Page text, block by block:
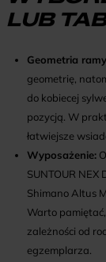
LUB
Geometria
geometrię,
do kobiecej
pozycją. W
łatwiejsze
Wyposażenie:
SUNTOUR
Shimano Altus
Warto
zależności od
egzemplarza.